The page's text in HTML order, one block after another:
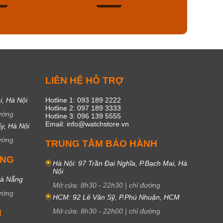
Hà Nội
Hà Nội
Nẵng
LIÊN HỆ HỖ TRỢ
Hotline 1: 093 189 2222
Hotline 2: 097 189 3333
Hotline 3: 096 139 5555
Email: info@watchstore.vn
TRUNG TÂM BẢO HÀNH
Hà Nội: 97 Trần Đại Nghĩa, P.Bạch Mai, Hà
Nội
Mở cửa: 8h30 - 22h30 | chỉ đường
HCM: 92 Lê Văn Sỹ, P.Phú Nhuận, HCM
Mở cửa: 8h30 - 22h00 | chỉ đường